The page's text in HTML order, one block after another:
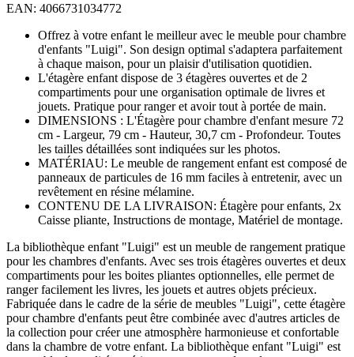
EAN: 4066731034772
Offrez à votre enfant le meilleur avec le meuble pour chambre
d'enfants "Luigi". Son design optimal s'adaptera parfaitement
à chaque maison, pour un plaisir d'utilisation quotidien.
L'étagère enfant dispose de 3 étagères ouvertes et de 2
compartiments pour une organisation optimale de livres et
jouets. Pratique pour ranger et avoir tout à portée de main.
DIMENSIONS : L'Étagère pour chambre d'enfant mesure 72
cm - Largeur, 79 cm - Hauteur, 30,7 cm - Profondeur. Toutes
les tailles détaillées sont indiquées sur les photos.
MATÉRIAU: Le meuble de rangement enfant est composé de
panneaux de particules de 16 mm faciles à entretenir, avec un
revêtement en résine mélamine.
CONTENU DE LA LIVRAISON: Étagère pour enfants, 2x
Caisse pliante, Instructions de montage, Matériel de montage.
La bibliothèque enfant "Luigi" est un meuble de rangement pratique
pour les chambres d'enfants. Avec ses trois étagères ouvertes et deux
compartiments pour les boites pliantes optionnelles, elle permet de
ranger facilement les livres, les jouets et autres objets précieux.
Fabriquée dans le cadre de la série de meubles "Luigi", cette étagère
pour chambre d'enfants peut être combinée avec d'autres articles de
la collection pour créer une atmosphère harmonieuse et confortable
dans la chambre de votre enfant. La bibliothèque enfant "Luigi" est